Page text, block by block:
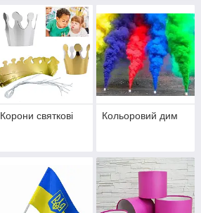
Корони святкові Кольоровий дим